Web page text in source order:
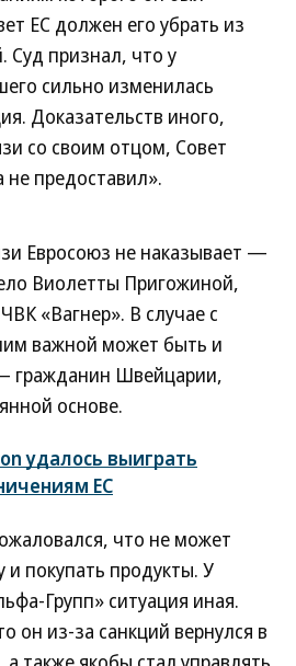
ЕС должен его убрать из
Суд признал, что у
сильно изменилась
Доказательств иного,
со своим отцом, Совет
не предоставил».
Евросоюз не наказывает —
Виолетты Пригожиной,
«Вагнер». В случае с
важной может быть и
гражданин Швейцарии,
основе.
удалось выиграть
ЕС
что не может
и покупать продукты. У
Групп» ситуация иная.
он из-за санкций вернулся в